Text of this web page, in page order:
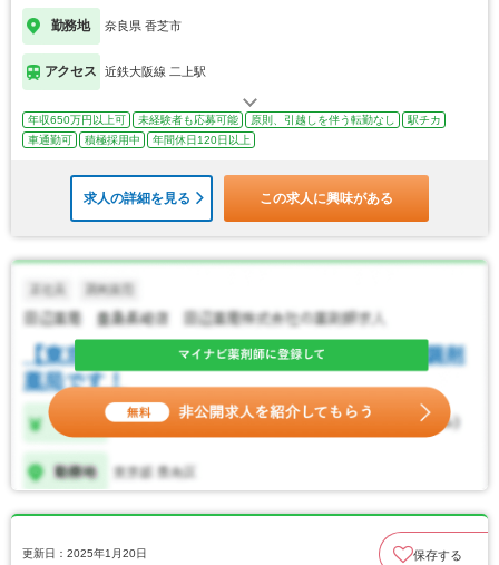
勤務地 奈良県 香芝市
アクセス 近鉄大阪線 二上駅
年収650万円以上可 未経験者も応募可能 原則、引越しを伴う転勤なし
駅チカ
車通勤可
積極採用中 年間休日120日以上
求人の詳細を見る この求人に興味がある
更新日：2025年1月20日 保存する